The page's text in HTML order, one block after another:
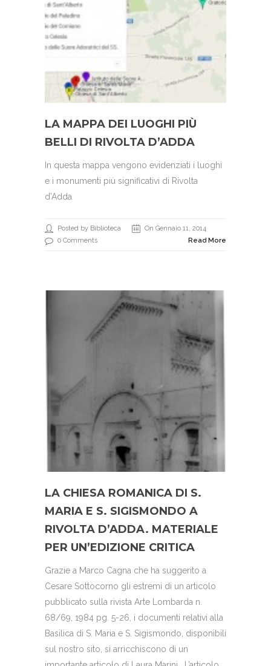
LA MAPPA DEI LUOGHI PIÙ
BELLI DI RIVOLTA D’ADDA
In questa mappa vengono evidenziati i luoghi
e i monumenti più significativi di Rivolta
d’Adda
Posted by Biblioteca
On Gennaio 11, 2014
0 Comments
Read More
LA CHIESA ROMANICA DI S.
MARIA E S. SIGISMONDO A
RIVOLTA D’ADDA. MATERIALE
PER UN’EDIZIONE CRITICA
Grazie a Marco Cagna che ha suggerito a
Cesare Sottocorno gli estremi di un articolo
pubblicato sulla rivista Arte Lombarda n.
68/69, 1984 pg. 5-26, i documenti relativi alla
Basilica di S. Maria e S. Sigismondo, disponibili
sul nostro sito, si arricchiscono di un